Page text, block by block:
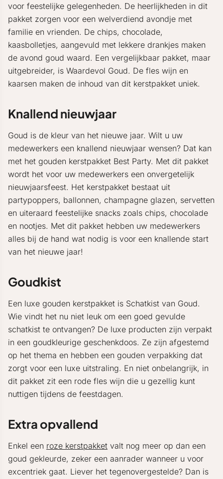
voor feestelijke gelegenheden. De heerlijkheden in dit
pakket zorgen voor een welverdiend avondje met
familie en vrienden. De chips, chocolade,
kaasbolletjes, aangevuld met lekkere drankjes maken
de avond goud waard. Een vergelijkbaar pakket, maar
uitgebreider, is Waardevol Goud. De fles wijn en
kaarsen maken de inhoud van dit kerstpakket uniek.
Knallend nieuwjaar
Goud is de kleur van het nieuwe jaar. Wilt u uw
medewerkers een knallend nieuwjaar wensen? Dat kan
met het gouden kerstpakket Best Party. Met dit pakket
wordt het voor uw medewerkers een onvergetelijk
nieuwjaarsfeest. Het kerstpakket bestaat uit
partypoppers, ballonnen, champagne glazen, servetten
en uiteraard feestelijke snacks zoals chips, chocolade
en nootjes. Met dit pakket hebben uw medewerkers
alles bij de hand wat nodig is voor een knallende start
van het nieuwe jaar!
Goudkist
Een luxe gouden kerstpakket is Schatkist van Goud.
Wie vindt het nu niet leuk om een goed gevulde
schatkist te ontvangen? De luxe producten zijn verpakt
in een goudkleurige geschenkdoos. Ze zijn afgestemd
op het thema en hebben een gouden verpakking dat
zorgt voor een luxe uitstraling. En niet onbelangrijk, in
dit pakket zit een rode fles wijn die u gezellig kunt
nuttigen tijdens de feestdagen.
Extra opvallend
Enkel een roze kerstpakket valt nog meer op dan een
goud gekleurde, zeker een aanrader wanneer u voor
excentriek gaat. Liever het tegenovergestelde? Dan is